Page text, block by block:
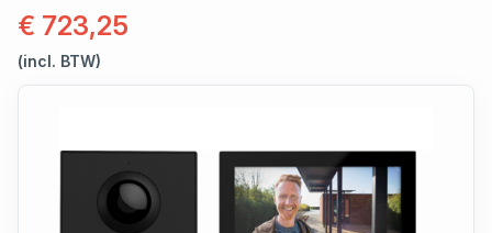
€ 723,25
(incl. BTW)